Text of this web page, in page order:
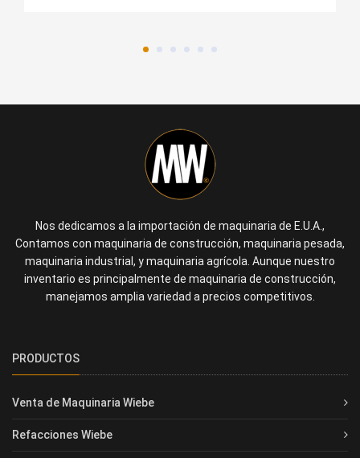
Nos dedicamos a la importación de maquinaria de E.U.A.,
Contamos con maquinaria de construcción, maquinaria pesada,
maquinaria industrial, y maquinaria agrícola. Aunque nuestro
inventario es principalmente de maquinaria de construcción,
manejamos amplia variedad a precios competitivos.
PRODUCTOS
Venta de Maquinaria Wiebe
Refacciones Wiebe